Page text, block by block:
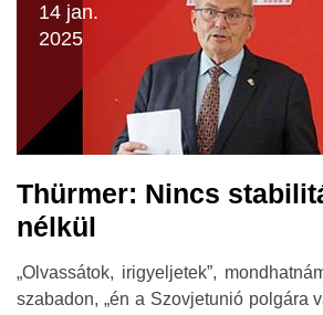
14 jan.
2025
Thürmer: Nincs
nélkül
„Olvassátok, irigyeljetek”,
szabadon, „én a Szovjetunió polgára